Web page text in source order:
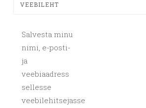
VEEBILEHT
Salvesta minu
nimi, e-posti-
ja
veebiaadress
sellesse
veebilehitsejasse